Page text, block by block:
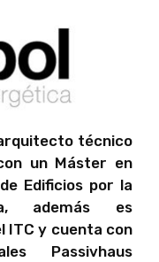
técnico
un Máster en
Edificios por la
además es
y cuenta con
Passivhaus